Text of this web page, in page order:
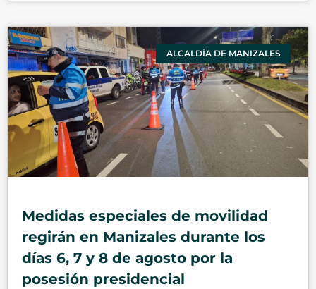
ALCALDÍA DE MANIZALES
Medidas especiales de movilidad
regirán en Manizales durante los
días 6, 7 y 8 de agosto por la
posesión presidencial